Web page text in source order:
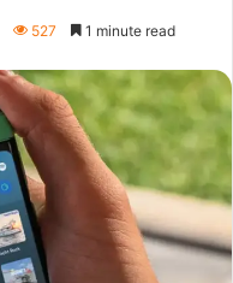
527 1 minute read